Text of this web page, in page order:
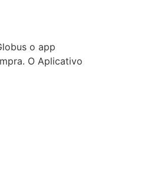
o app
O Aplicativo